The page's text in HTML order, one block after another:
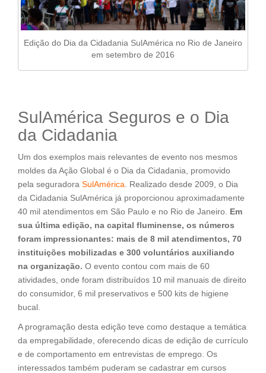
Edição do Dia da Cidadania SulAmérica no Rio de Janeiro
em setembro de 2016
SulAmérica Seguros e o Dia
da Cidadania
Um dos exemplos mais relevantes de evento nos mesmos
moldes da Ação Global é o Dia da Cidadania, promovido
pela seguradora SulAmérica . Realizado desde 2009, o Dia
da Cidadania SulAmérica já proporcionou aproximadamente
40 mil atendimentos em São Paulo e no Rio de Janeiro. Em
sua última edição, na capital fluminense, os números
foram impressionantes: mais de 8 mil atendimentos, 70
instituições mobilizadas e 300 voluntários auxiliando
na organização. O evento contou com mais de 60
atividades, onde foram distribuídos 10 mil manuais de direito
do consumidor, 6 mil preservativos e 500 kits de higiene
bucal.
A programação desta edição teve como destaque a temática
da empregabilidade, oferecendo dicas de edição de currículo
e de comportamento em entrevistas de emprego. Os
interessados também puderam se cadastrar em cursos